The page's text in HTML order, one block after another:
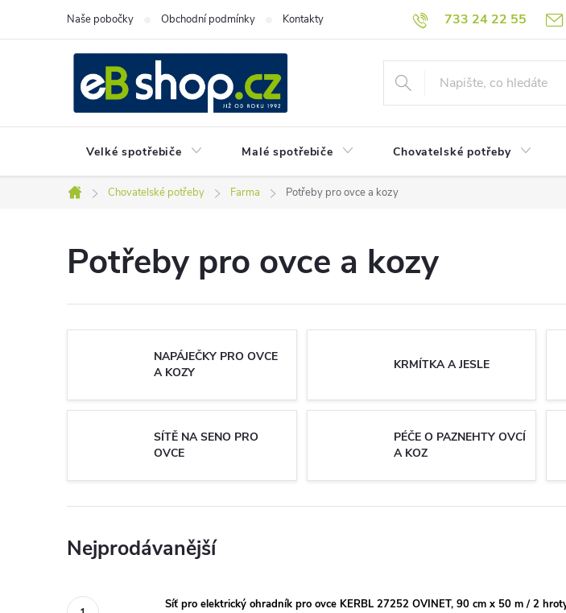
733 24 22 55
Naše pobočky Obchodní podmínky Kontakty
Velké spotřebiče Malé spotřebiče Chovatelské potřeby
Domů
Chovatelské potřeby Farma Potřeby pro ovce a kozy
Potřeby pro ovce a kozy
NAPÁJEČKY PRO OVCE
A KOZY
KRMÍTKA A JESLE
SÍTĚ NA SENO PRO
OVCE
PÉČE O PAZNEHTY OVCÍ
A KOZ
Nejprodávanější
Síť pro elektrický ohradník pro ovce KERBL 27252 OVINET, 90 cm x 50 m / 2